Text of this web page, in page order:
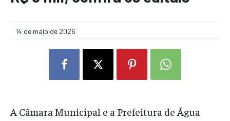
14 de maio de 2026
A Câmara Municipal e a Prefeitura de Água